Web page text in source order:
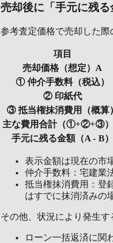
売却後に「手元に残る
参考査定価格で売却した
項目
売却価格（想定）A
① 仲介手数料（税込）
② 印紙代
③ 抵当権抹消費用（概算）
主な費用合計（①+②+③
手元に残る金額（A - B）
表示金額は現在の市
仲介手数料：宅建業
抵当権抹消費用：登
はすでに抹消済みの
その他、状況により発生す
ローン一括返済に関